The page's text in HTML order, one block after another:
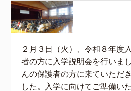
２月３日（火）、令和８年度
者の方に入学説明会を行いま
んの保護者の方に来ていただ
した。入学に向けてご準備い